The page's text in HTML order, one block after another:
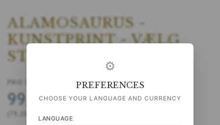
ALAMOSAURUS -
KUNSTPRINT - VÆLG
STØRRELSE
PRIS FRA
99,00 DKK
⚙
PREFERENCES
CHOOSE YOUR LANGUAGE AND CURRENCY
LANGUAGE